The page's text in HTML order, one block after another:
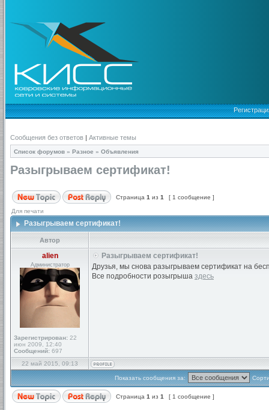
Сообщения без ответов | Активные темы
Список форумов » Разное » Объявления
Разыгрываем сертификат!
Страница 1 из 1 [ 1 сообщение ]
Для печати
Разыгрываем сертификат!
Автор
alien
Администратор
Зарегистрирован: 22
июн 2009, 12:40
Сообщений: 697
Разыгрываем сертификат!
Друзья, мы снова разыгрываем сертификат на
Все подробности розыгрыша здесь
22 май 2015, 09:13
Показать сообщения за:
Страница 1 из 1 [ 1 сообщение ]